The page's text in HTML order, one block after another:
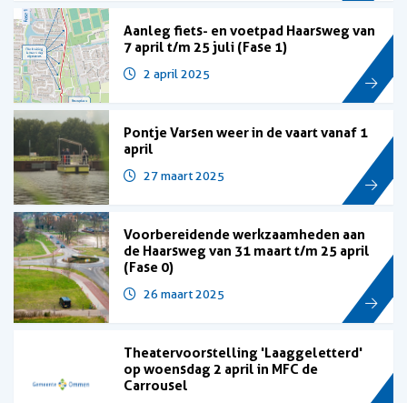
Aanleg fiets- en voetpad Haarsweg van
7 april t/m 25 juli (Fase 1)
2 april 2025
Pontje Varsen weer in de vaart vanaf 1
april
27 maart 2025
Voorbereidende werkzaamheden aan
de Haarsweg van 31 maart t/m 25 april
(Fase 0)
26 maart 2025
Theatervoorstelling 'Laaggeletterd'
op woensdag 2 april in MFC de
Carrousel